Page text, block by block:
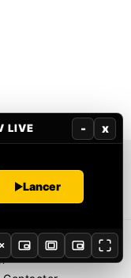
Google Play
Mentions légales
LIVE - x
Lancer